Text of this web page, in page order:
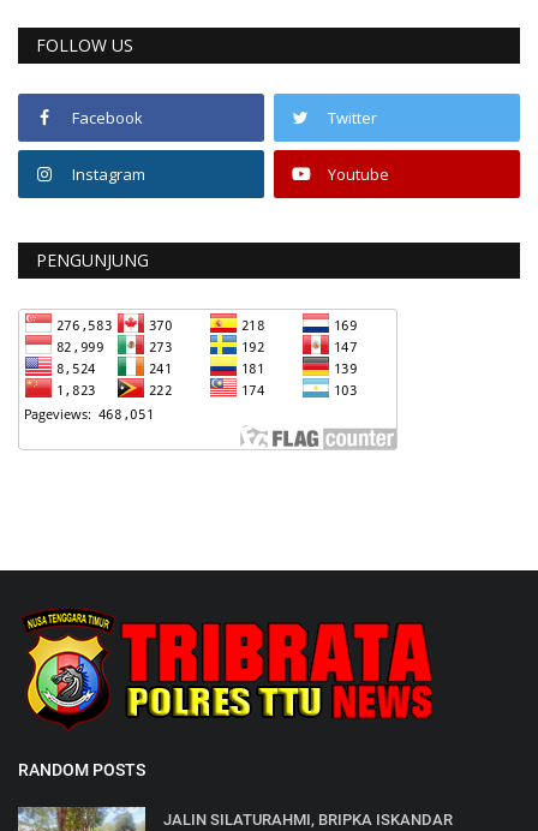
FOLLOW US
Facebook Twitter
Instagram Youtube
PENGUNJUNG
RANDOM POSTS
JALIN SILATURAHMI, BRIPKA ISKANDAR